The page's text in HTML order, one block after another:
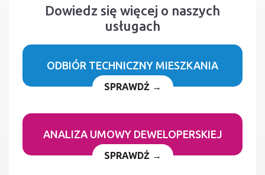
Dowiedz się więcej o naszych
usługach
ODBIÓR TECHNICZNY MIESZKANIA
SPRAWDŹ →
ANALIZA UMOWY DEWELOPERSKIEJ
SPRAWDŹ →